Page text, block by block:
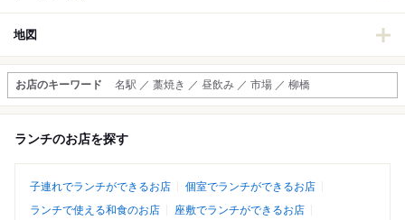
地図
お店のキーワード 名駅 ／ 藁焼き ／ 昼飲み ／ 市場 ／ 柳橋
ランチのお店を探す
子連れでランチができるお店
個室でランチができるお店
ランチで使える和食のお店
座敷でランチができるお店